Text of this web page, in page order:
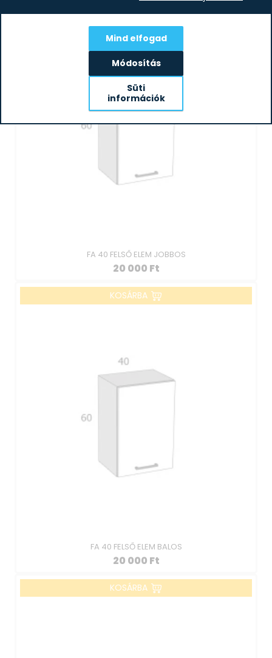
KOSÁRBA
FA 40 FELSŐ ELEM JOBBOS
20 000 Ft
KOSÁRBA
FA 40 FELSŐ ELEM BALOS
20 000 Ft
KOSÁRBA
Mind elfogad
Módosítás
Süti
információk